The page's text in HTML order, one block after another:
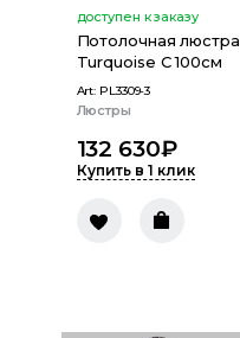
доступен к заказу
Потолочная люстра
Turquoise C 100см
Art: PL3309-3
Люстры
132 630₽
Купить в 1 клик